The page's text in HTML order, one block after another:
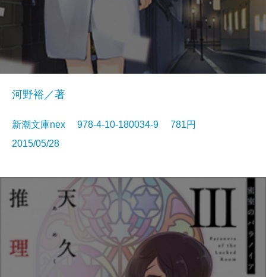
河野裕／著
新潮文庫nex 978-4-10-180034-9 781円
2015/05/28